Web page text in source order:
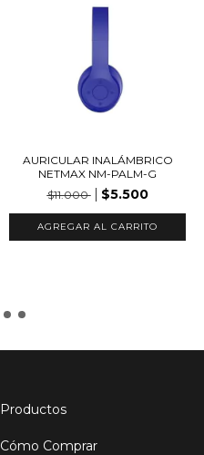
AURICULAR INALÁMBRICO
NETMAX NM-PALM-G
$11.000
$5.500
AGREGAR AL CARRITO
Productos
Cómo Comprar